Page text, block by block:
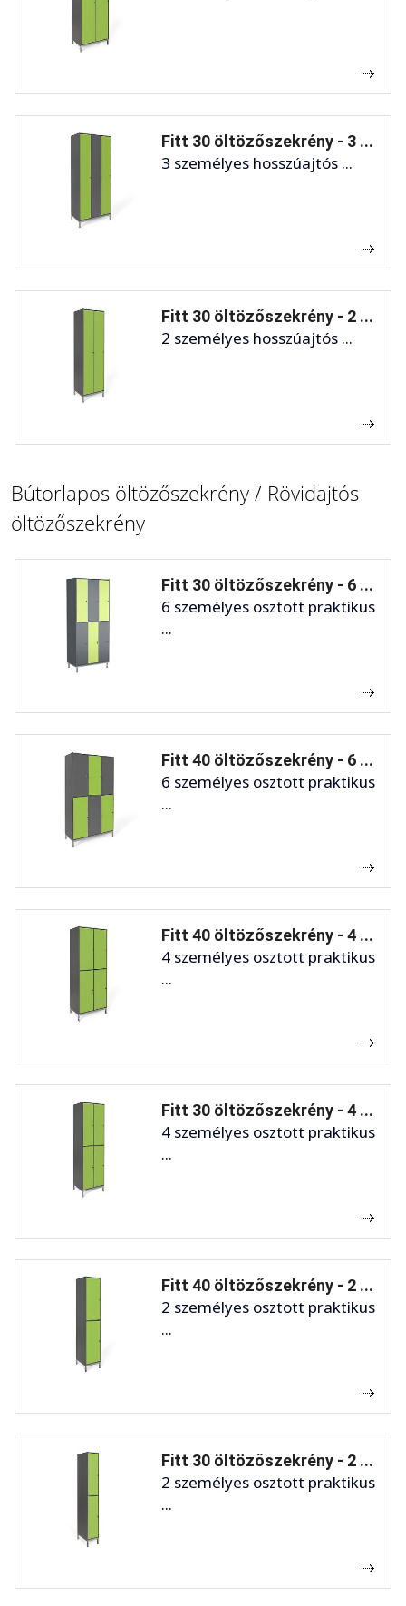
Fitt 30 öltözőszekrény - 3 ...
3 személyes hosszúajtós ...
Fitt 30 öltözőszekrény - 2 ...
2 személyes hosszúajtós ...
Bútorlapos öltözőszekrény / Rövidajtós
öltözőszekrény
Fitt 30 öltözőszekrény - 6 ...
6 személyes osztott praktikus
...
Fitt 40 öltözőszekrény - 6 ...
6 személyes osztott praktikus
...
Fitt 40 öltözőszekrény - 4 ...
4 személyes osztott praktikus
...
Fitt 30 öltözőszekrény - 4 ...
4 személyes osztott praktikus
...
Fitt 40 öltözőszekrény - 2 ...
2 személyes osztott praktikus
...
Fitt 30 öltözőszekrény - 2 ...
2 személyes osztott praktikus
...